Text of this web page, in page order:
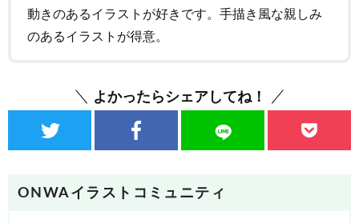
動きのあるイラストが好きです。手描き風な親しみ
のあるイラストが得意。
よかったらシェアしてね！
ONWAイラストコミュニティ